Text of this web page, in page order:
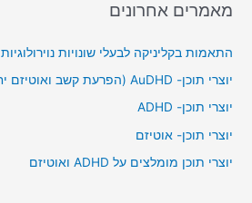
r
o
r
:
מאמרים אחרונים
התאמות בקליניקה לבעלי שונויות נוירולוגיות
יוצרי תוכן- AuDHD (הפרעת קשב ואוטיזם יחד)
יוצרי תוכן- ADHD
יוצרי תוכן- אוטיזם
יוצרי תוכן מומלצים על ADHD ואוטיזם